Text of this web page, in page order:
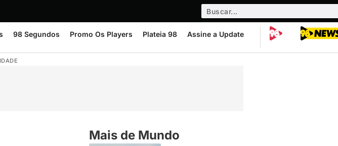
98 Segundos Promo Os Players Plateia 98 Assine a Update
Mais de Mundo